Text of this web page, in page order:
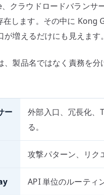
クラウドロードバランサー
します。その中に Kong
増えるだけにも見えます。
、製品名ではなく責務を分
ー
外部入口、冗長化、
る。
攻撃パターン、リク
API 単位のルーティ